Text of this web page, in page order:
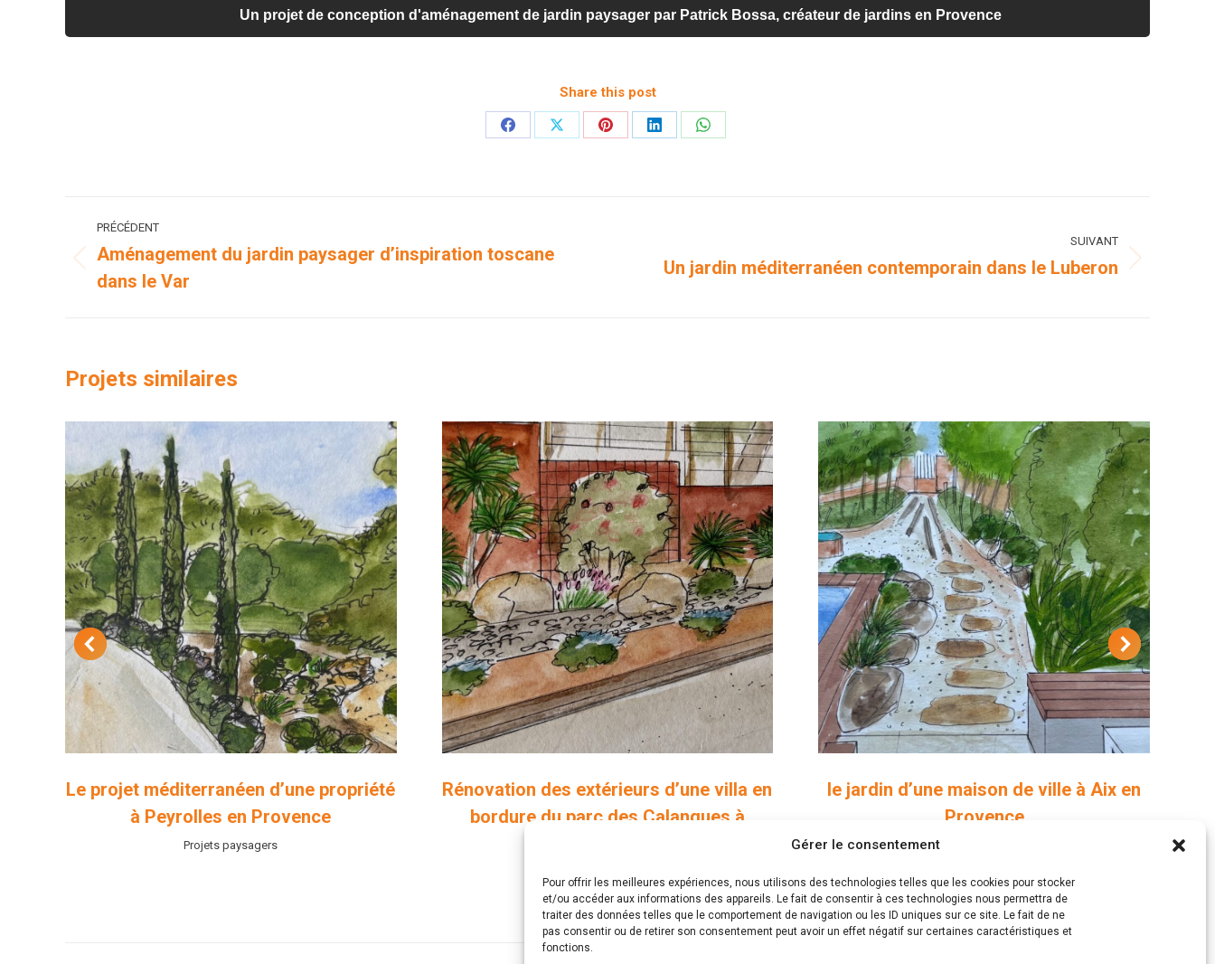
Gérer le consentement
Pour offrir les meilleures expériences, nous utilisons des technologies telles que les cookies pour stocker
et/ou accéder aux informations des appareils. Le fait de consentir à ces technologies nous permettra de
traiter des données telles que le comportement de navigation ou les ID uniques sur ce site. Le fait de ne
pas consentir ou de retirer son consentement peut avoir un effet négatif sur certaines caractéristiques et
fonctions.
Un projet de conception d'aménagement de jardin paysager par Patrick Bossa, créateur de jardins en Provence
Share this post
PartagerPartagerPartagerPartagerPartager
Navigation
de
commentaire
PRÉCÉDENT
précédent
Aménagement du jardin paysager d’inspiration toscane
dans le Var
SUIVANT
ProjetsUn jardin méditerranéen contemporain dans le Luberon
Projets similaires
Le projet méditerranéen d’une propriété
à Peyrolles en Provence
Projets paysagers
Rénovation des extérieurs d’une villa en
bordure du parc des Calanques à
le jardin d’une maison de ville à Aix en
Provence
Projets paysagers